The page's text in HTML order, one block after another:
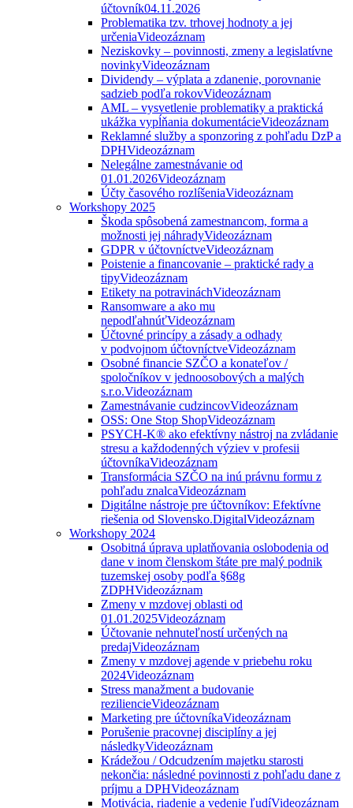
účtovník04.11.2026
Problematika tzv. trhovej hodnoty a jej
určeniaVideozáznam
Neziskovky – povinnosti, zmeny a legislatívne
novinkyVideozáznam
Dividendy – výplata a zdanenie, porovnanie
sadzieb podľa rokovVideozáznam
AML – vysvetlenie problematiky a praktická
ukážka vypĺňania dokumentácieVideozáznam
Reklamné služby a sponzoring z pohľadu DzP a
DPHVideozáznam
Nelegálne zamestnávanie od
01.01.2026Videozáznam
Účty časového rozlíšeniaVideozáznam
Workshopy 2025
Škoda spôsobená zamestnancom, forma a
možnosti jej náhradyVideozáznam
GDPR v účtovníctveVideozáznam
Poistenie a financovanie – praktické rady a
tipyVideozáznam
Etikety na potravináchVideozáznam
Ransomware a ako mu
nepodľahnúťVideozáznam
Účtovné princípy a zásady a odhady
v podvojnom účtovníctveVideozáznam
Osobné financie SZČO a konateľov /
spoločníkov v jednoosobových a malých
s.r.o.Videozáznam
Zamestnávanie cudzincovVideozáznam
OSS: One Stop ShopVideozáznam
PSYCH-K® ako efektívny nástroj na zvládanie
stresu a každodenných výziev v profesii
účtovníkaVideozáznam
Transformácia SZČO na inú právnu formu z
pohľadu znalcaVideozáznam
Digitálne nástroje pre účtovníkov: Efektívne
riešenia od Slovensko.DigitalVideozáznam
Workshopy 2024
Osobitná úprava uplatňovania oslobodenia od
dane v inom členskom štáte pre malý podnik
tuzemskej osoby podľa §68g
ZDPHVideozáznam
Zmeny v mzdovej oblasti od
01.01.2025Videozáznam
Účtovanie nehnuteľností určených na
predajVideozáznam
Zmeny v mzdovej agende v priebehu roku
2024Videozáznam
Stress manažment a budovanie
reziliencieVideozáznam
Marketing pre účtovníkaVideozáznam
Porušenie pracovnej disciplíny a jej
následkyVideozáznam
Krádežou / Odcudzením majetku starosti
nekončia: následné povinnosti z pohľadu dane z
príjmu a DPHVideozáznam
Motivácia, riadenie a vedenie ľudíVideozáznam